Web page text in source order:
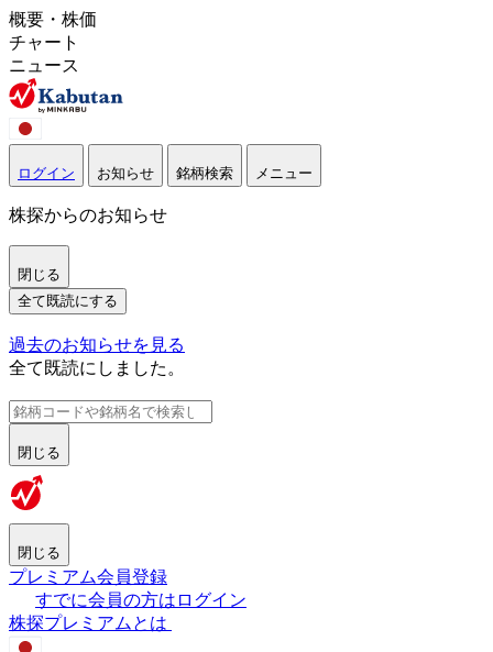
概要・株価
チャート
ニュース
ログイン お知らせ 銘柄検索 メニュー
株探からのお知らせ
閉じる
全て既読にする
過去のお知らせを見る
全て既読にしました。
閉じる
閉じる
プレミアム会員登録
すでに会員の方はログイン
株探プレミアムとは